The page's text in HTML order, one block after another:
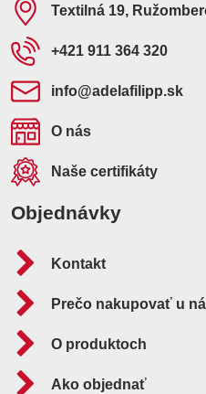
Textilná 19,
+421 911 364 320
info​@adelafilipp​.sk
O nás
Naše certifikáty
Objednávky
Kontakt
Prečo nakupovať u
O produktoch
Ako objednať